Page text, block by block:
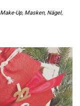
Make-Up, Masken, Nägel,